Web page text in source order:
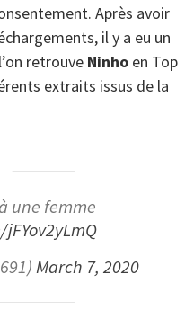
Après avoir
il y a eu un
retrouve Ninho en Top
extraits issus de la
une femme
March 7, 2020